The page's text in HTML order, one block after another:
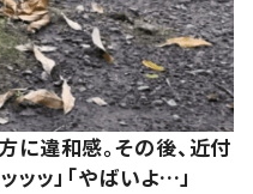
違和感。その後、近付
ッ」「やばいよ…」